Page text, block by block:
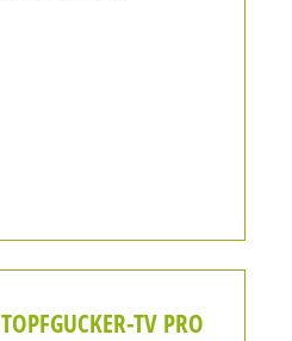
TOPFGUCKER-TV PRO